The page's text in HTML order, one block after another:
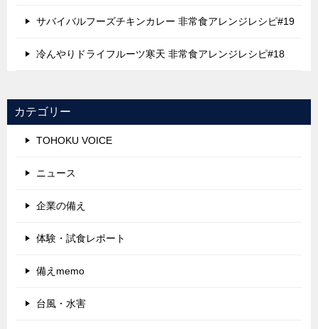
サバイバルフーズチキンカレー 非常食アレンジレシピ#19
冷んやりドライフルーツ寒天 非常食アレンジレシピ#18
カテゴリー
TOHOKU VOICE
ニュース
企業の備え
体験・試食レポート
備えmemo
台風・水害